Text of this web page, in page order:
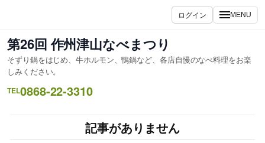
を
ス
キ
ッ
プ
ログイン MENU
第26回 作州津山なべまつり
そずり鍋をはじめ、牛ホルモン、鴨鍋など、各店自慢のなべ料理をお楽
しみください。
TEL0868-22-3310
記事がありません